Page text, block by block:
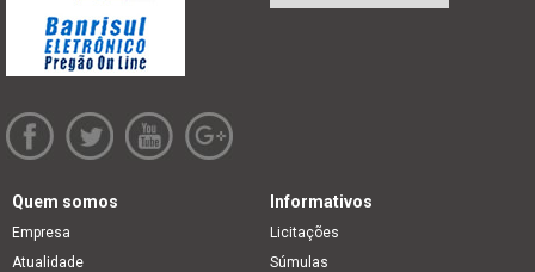
Quem somos
Empresa
Atualidade
Informativos
Licitações
Súmulas